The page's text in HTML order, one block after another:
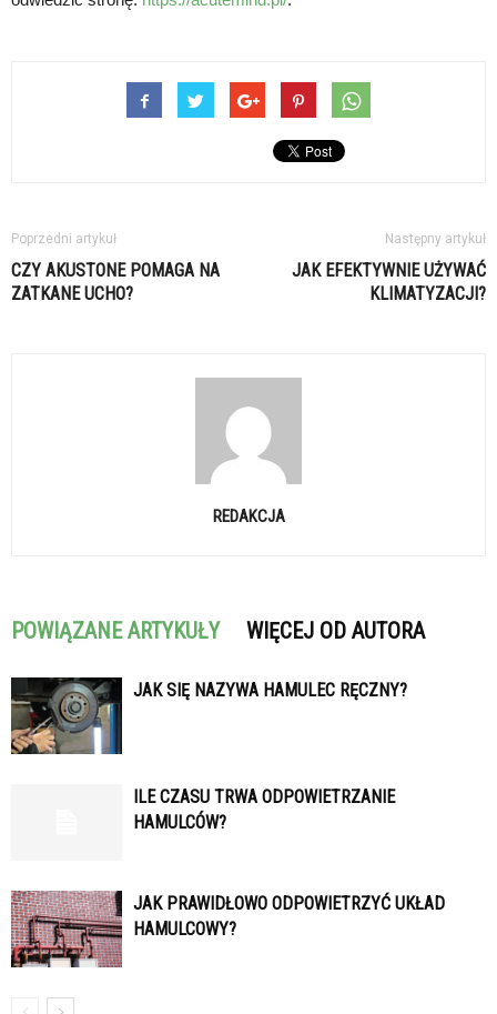
Poprzedni artykuł
CZY AKUSTONE POMAGA NA
ZATKANE UCHO?
Następny artykuł
JAK EFEKTYWNIE UŻYWAĆ
KLIMATYZACJI?
REDAKCJA
POWIĄZANE ARTYKUŁY WIĘCEJ OD AUTORA
JAK SIĘ NAZYWA HAMULEC RĘCZNY?
ILE CZASU TRWA ODPOWIETRZANIE
HAMULCÓW?
JAK PRAWIDŁOWO ODPOWIETRZYĆ UKŁAD
HAMULCOWY?